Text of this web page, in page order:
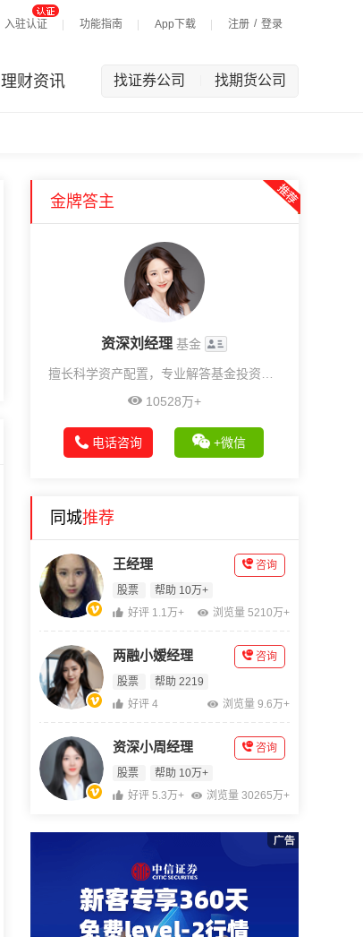
入驻认证 功能指南 App下载 注册 / 登录
理财资讯 找证券公司 找期货公司
金牌答主
资深刘经理 基金
10528万+
电话咨询 +微信
同城推荐
王经理
股票 帮助 10万+
咨询
好评 1.1万+ 浏览量 5210万+
两融小嫒经理
股票 帮助 2219
咨询
好评 4 浏览量 9.6万+
资深小周经理
股票 帮助 10万+
咨询
好评 5.3万+ 浏览量 30265万+